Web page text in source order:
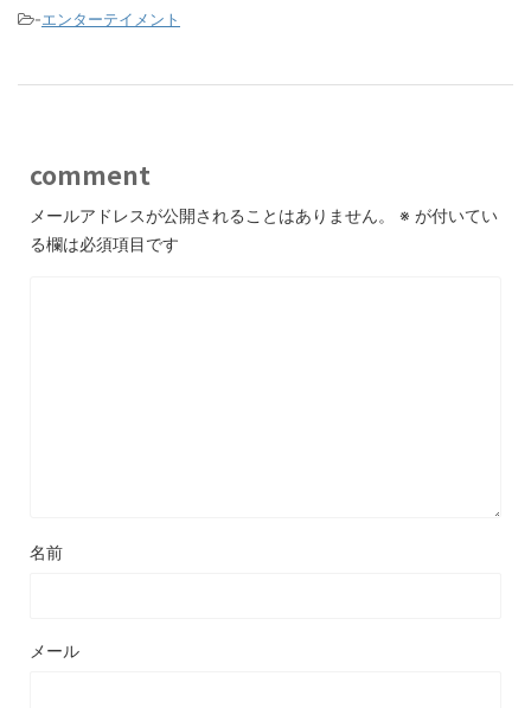
-エンターテイメント
comment
メールアドレスが公開されることはありません。 ※ が付いてい
る欄は必須項目です
名前
メール